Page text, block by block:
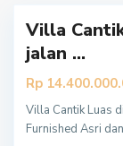
Villa
jalan ...
Rp
Villa Cantik Luas
Furnished Asri
S
l